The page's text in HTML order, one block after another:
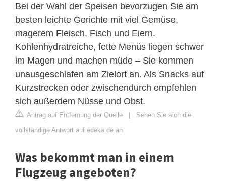
Bei der Wahl der Speisen bevorzugen Sie am
besten leichte Gerichte mit viel Gemüse,
magerem Fleisch, Fisch und Eiern.
Kohlenhydratreiche, fette Menüs liegen schwer
im Magen und machen müde – Sie kommen
unausgeschlafen am Zielort an. Als Snacks auf
Kurzstrecken oder zwischendurch empfehlen
sich außerdem Nüsse und Obst.
Antrag auf Entfernung der Quelle | Sehen Sie sich die
vollständige Antwort auf edeka.de an
Was bekommt man in einem
Flugzeug angeboten?